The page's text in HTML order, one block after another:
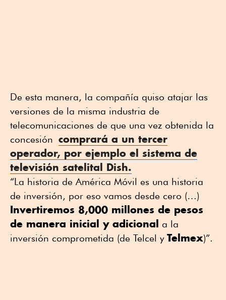
De esta manera, la compañía quiso atajar las
versiones de la misma industria de
telecomunicaciones de que una vez obtenida la
concesión comprará a un tercer
operador, por ejemplo el sistema de
televisión satelital Dish.
“La historia de América Móvil es una historia
de inversión, por eso vamos desde cero (…)
Invertiremos 8,000 millones de pesos
de manera inicial y adicional a la
inversión comprometida (de Telcel y Telmex)”.